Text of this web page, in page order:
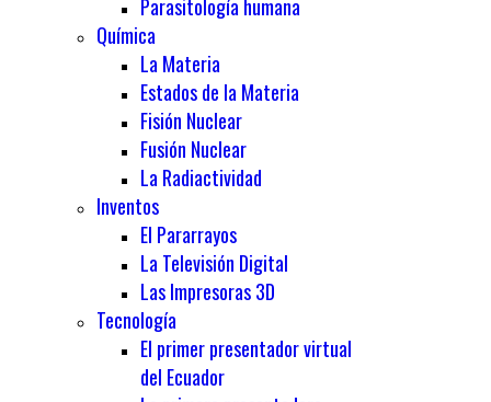
Parasitología humana
Química
La Materia
Estados de la Materia
Fisión Nuclear
Fusión Nuclear
La Radiactividad
Inventos
El Pararrayos
La Televisión Digital
Las Impresoras 3D
Tecnología
El primer presentador virtual
del Ecuador